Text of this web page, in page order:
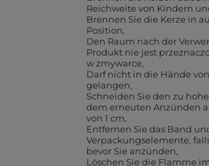
Reichweite von Kindern
Brennen Sie die Kerze in
Position
Den Raum nach der
Produkt nie jest
w zmywarce
Darf nicht in die Hände
gelangen
Schneiden Sie den zu
dem erneuten Anzünden
von 1 cm
Entfernen Sie das Band
Verpackungselemente,
bevor Sie anzünden
Löschen Sie die Flamme